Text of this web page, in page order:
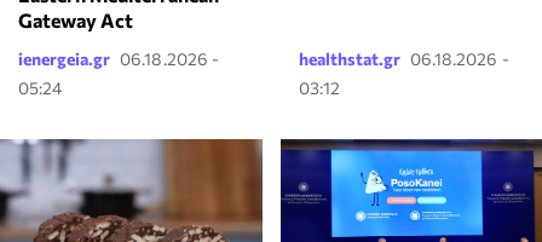
Gateway Act
ienergeia.gr 06.18.2026 -
05:24
healthstat.gr 06.18.2026 -
03:12